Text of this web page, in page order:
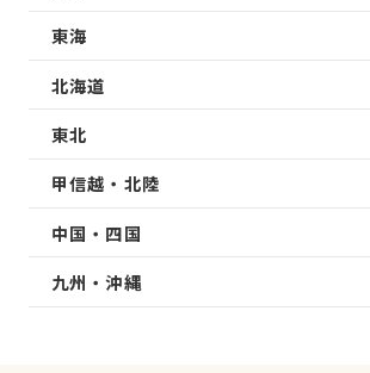
東海
北海道
東北
甲信越・北陸
中国・四国
九州・沖縄